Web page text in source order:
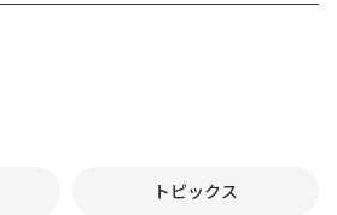
トピックス